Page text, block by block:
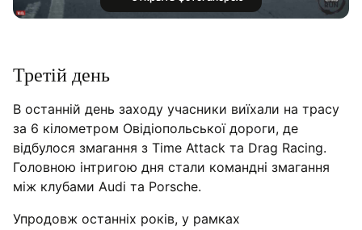
Третій день
В останній день заходу учасники виїхали на трасу
за 6 кілометром Овідіопольської дороги, де
відбулося змагання з Time Attack та Drag Racing.
Головною інтригою дня стали командні змагання
між клубами Audi та Porsche.
Упродовж останніх років, у рамках